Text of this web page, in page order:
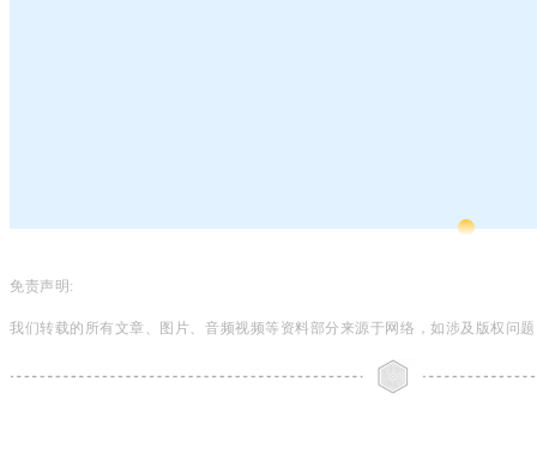
免责声明:
我们转载的所有文章、图片、音频视频等资料部分来源于网络，如涉及版权问